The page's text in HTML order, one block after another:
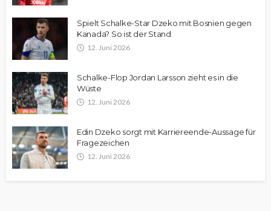
Spielt Schalke-Star Dzeko mit Bosnien gegen
Kanada? So ist der Stand
12. Juni 2026
Schalke-Flop Jordan Larsson zieht es in die
Wüste
12. Juni 2026
Edin Dzeko sorgt mit Karriereende-Aussage für
Fragezeichen
12. Juni 2026